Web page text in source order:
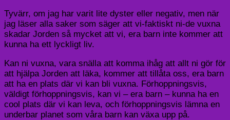
Tyvärr, om jag har varit lite dyster eller negativ, men när
jag läser alla saker som säger att vi-faktiskt ni-de vuxna
skadar Jorden så mycket att vi, era barn inte kommer att
kunna ha ett lyckligt liv.
Kan ni vuxna, vara snälla att komma ihåg att allt ni gör för
att hjälpa Jorden att läka, kommer att tillåta oss, era barn
att ha en plats där vi kan bli vuxna. Förhoppningsvis,
väldigt förhoppningsvis, kan vi – era barn – kunna ha en
cool plats där vi kan leva, och förhoppningsvis lämna en
underbar planet som våra barn kan växa upp på.